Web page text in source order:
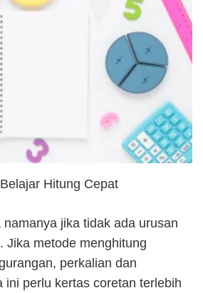
Hitung Cepat
jika tidak ada urusan
Jika metode menghitung
perkalian dan
ini perlu kertas coretan terlebih